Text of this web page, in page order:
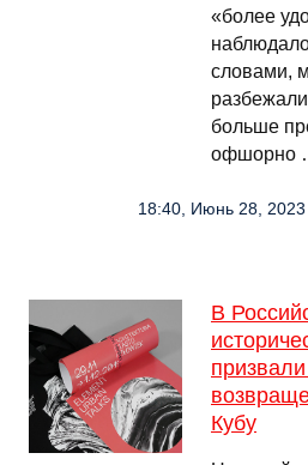
«более
словами,
больше
офшорно
18:40, Июнь 28,
В
Кубу